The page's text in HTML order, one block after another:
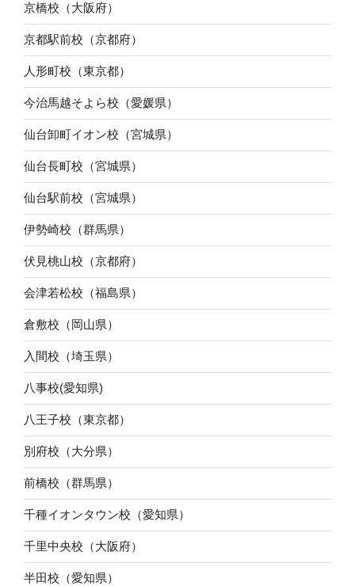
京橋校（大阪府）
京都駅前校（京都府）
人形町校（東京都）
今治馬越そよら校（愛媛県）
仙台卸町イオン校（宮城県）
仙台長町校（宮城県）
仙台駅前校（宮城県）
伊勢崎校（群馬県）
伏見桃山校（京都府）
会津若松校（福島県）
倉敷校（岡山県）
入間校（埼玉県）
八事校(愛知県)
八王子校（東京都）
別府校（大分県）
前橋校（群馬県）
千種イオンタウン校（愛知県）
千里中央校（大阪府）
半田校（愛知県）